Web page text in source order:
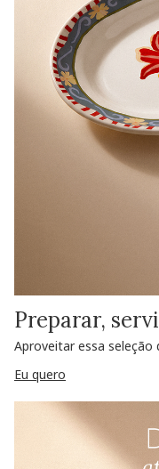
Preparar,
Aproveitar essa seleção
Eu quero